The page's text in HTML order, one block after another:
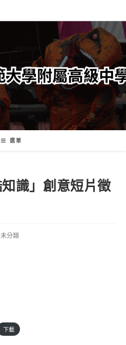
選單
知識」創意短片徵
未分類
下載